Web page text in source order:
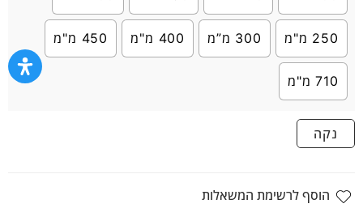
250 מ"מ 300 מ”מ 400 מ"מ 450 מ"מ
710 מ"מ
נקה
הוסף לרשימת המשאלות